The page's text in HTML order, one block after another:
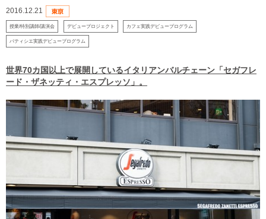
2016.12.21
授業/特別講師/講演会 デビュープロジェクト カフェ実践デビュープログラム
パティシエ実践デビュープログラム
世界70カ国以上で展開しているイタリアンバルチェーン「セガフレ
ード・ザネッティ・エスプレッソ」。